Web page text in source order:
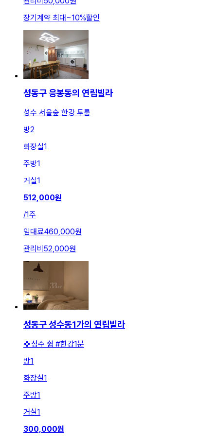
장기계약 최대~10%할인
성동구 응봉동의 연립빌라
성수 서울숲 한강 투룸
방2
화장실1
주방1
거실1
512,000원
/1주
임대료460,000원
관리비 52,000원
성동구 성수동1가의 연립빌라
🍀성수 쉼 #한강1분
방1
화장실1
주방1
거실1
300,000원